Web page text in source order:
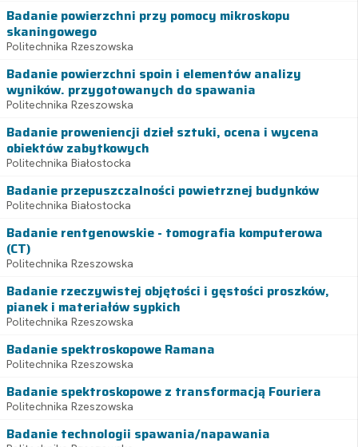
Badanie powierzchni przy pomocy mikroskopu
skaningowego
Politechnika Rzeszowska
Badanie powierzchni spoin i elementów analizy
wyników. przygotowanych do spawania
Politechnika Rzeszowska
Badanie proweniencji dzieł sztuki, ocena i wycena
obiektów zabytkowych
Politechnika Białostocka
Badanie przepuszczalności powietrznej budynków
Politechnika Białostocka
Badanie rentgenowskie - tomografia komputerowa
(CT)
Politechnika Rzeszowska
Badanie rzeczywistej objętości i gęstości proszków,
pianek i materiałów sypkich
Politechnika Rzeszowska
Badanie spektroskopowe Ramana
Politechnika Rzeszowska
Badanie spektroskopowe z transformacją Fouriera
Politechnika Rzeszowska
Badanie technologii spawania/napawania